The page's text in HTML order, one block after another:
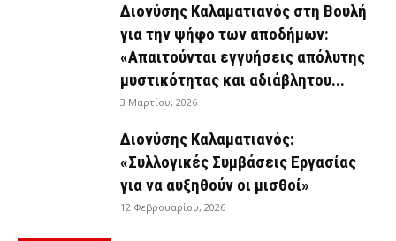
Διονύσης Καλαματιανός στη Βουλή
για την ψήφο των αποδήμων:
«Απαιτούνται εγγυήσεις απόλυτης
μυστικότητας και αδιάβλητου...
3 Μαρτίου, 2026
Διονύσης Καλαματιανός:
«Συλλογικές Συμβάσεις Εργασίας
για να αυξηθούν οι μισθοί»
12 Φεβρουαρίου, 2026